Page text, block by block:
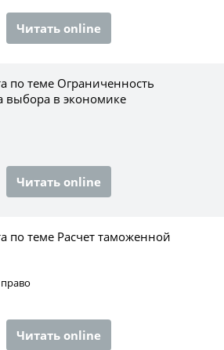
Читать online
по теме Ограниченность
выбора в экономике
Читать online
по теме Расчет таможенной
Читать online